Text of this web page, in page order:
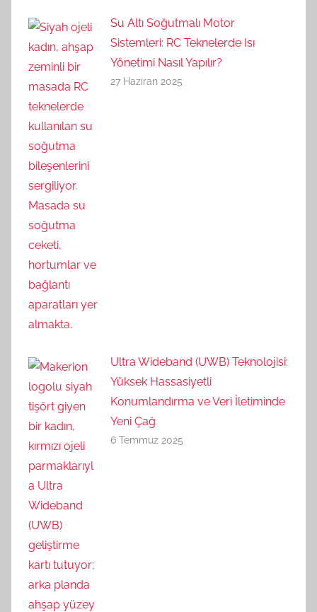
Su Altı Soğutmalı Motor
Sistemleri: RC Teknelerde Isı
Yönetimi Nasıl Yapılır?
27 Haziran 2025
Ultra Wideband (UWB) Teknolojisi:
Yüksek Hassasiyetli
Konumlandırma ve Veri İletiminde
Yeni Çağ
6 Temmuz 2025